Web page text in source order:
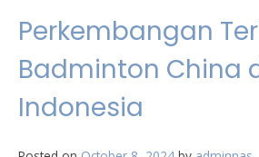
Perkembangan
Badminton China
Indonesia